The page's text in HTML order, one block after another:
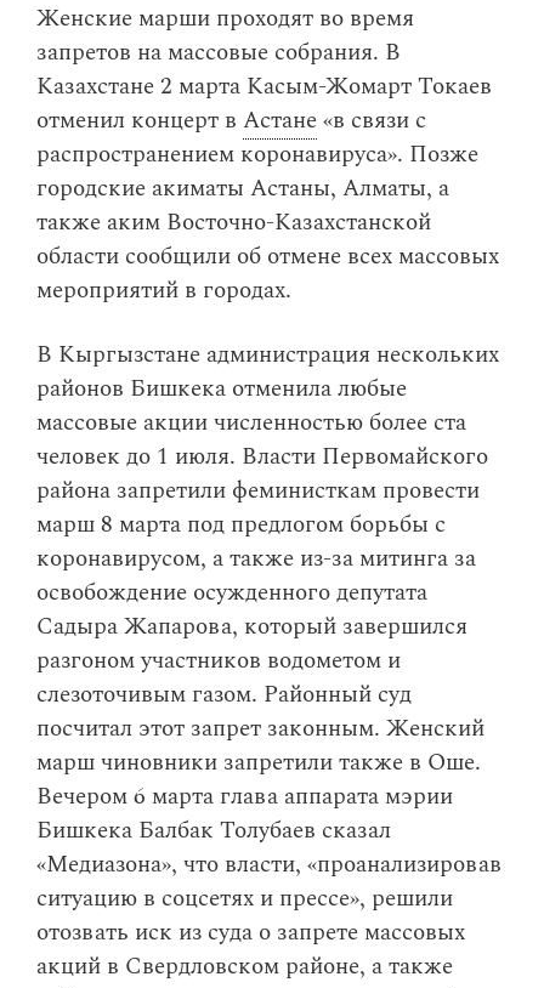
​Женские марши проходят во время
запретов на массовые собрания. В
Казахстане 2 марта Касым-Жомарт Токаев
отменил концерт в Астане«в связи с
распространением коронавируса». Позже
городские акиматы Астаны, Алматы, а
также аким Восточно-Казахстанской
области сообщили об отмене всех массовых
мероприятий в городах.
В Кыргызстане администрация нескольких
районов Бишкека отменила любые
массовые акции численностью более ста
человек до 1 июля. Власти Первомайского
района запретили феминисткам провести
марш 8 марта под предлогом борьбы с
коронавирусом, а также из-за митинга за
освобождение осужденного депутата
Садыра Жапарова, который завершился
разгоном участников водометом и
слезоточивым газом. Районный суд
посчитал этот запрет законным. Женский
марш чиновники запретили также в Оше.
Вечером 6 марта глава аппарата мэрии
Бишкека Балбак Толубаев сказал
«Медиазона», что власти, «проанализировав
ситуацию в соцсетях и прессе», решили
отозвать иск из суда о запрете массовых
акций в Свердловском районе, а также